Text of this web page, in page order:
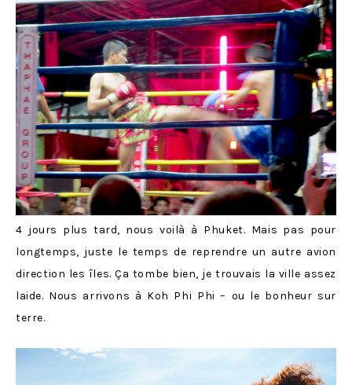
4 jours plus tard, nous voilà à Phuket. Mais pas pour
longtemps, juste le temps de reprendre un autre avion
direction les îles. Ça tombe bien, je trouvais la ville assez
laide. Nous arrivons à Koh Phi Phi – ou le bonheur sur
terre.